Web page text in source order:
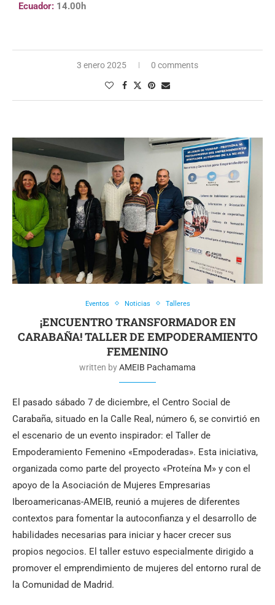
Ecuador: 14.00h
3 enero 2025 0 comments
Eventos Noticias Talleres
¡ENCUENTRO TRANSFORMADOR EN
CARABAÑA! TALLER DE EMPODERAMIENTO
FEMENINO
written byAMEIB Pachamama
El pasado sábado 7 de diciembre, el Centro Social de
Carabaña, situado en la Calle Real, número 6, se convirtió en
el escenario de un evento inspirador: el Taller de
Empoderamiento Femenino «Empoderadas». Esta iniciativa,
organizada como parte del proyecto «Proteína M» y con el
apoyo de la Asociación de Mujeres Empresarias
Iberoamericanas-AMEIB, reunió a mujeres de diferentes
contextos para fomentar la autoconfianza y el desarrollo de
habilidades necesarias para iniciar y hacer crecer sus
propios negocios. El taller estuvo especialmente dirigido a
promover el emprendimiento de mujeres del entorno rural de
la Comunidad de Madrid.